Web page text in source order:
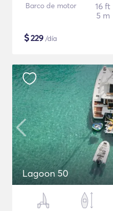
Barco de motor
16 ft
5 m
$229 /día
Lagoon 50